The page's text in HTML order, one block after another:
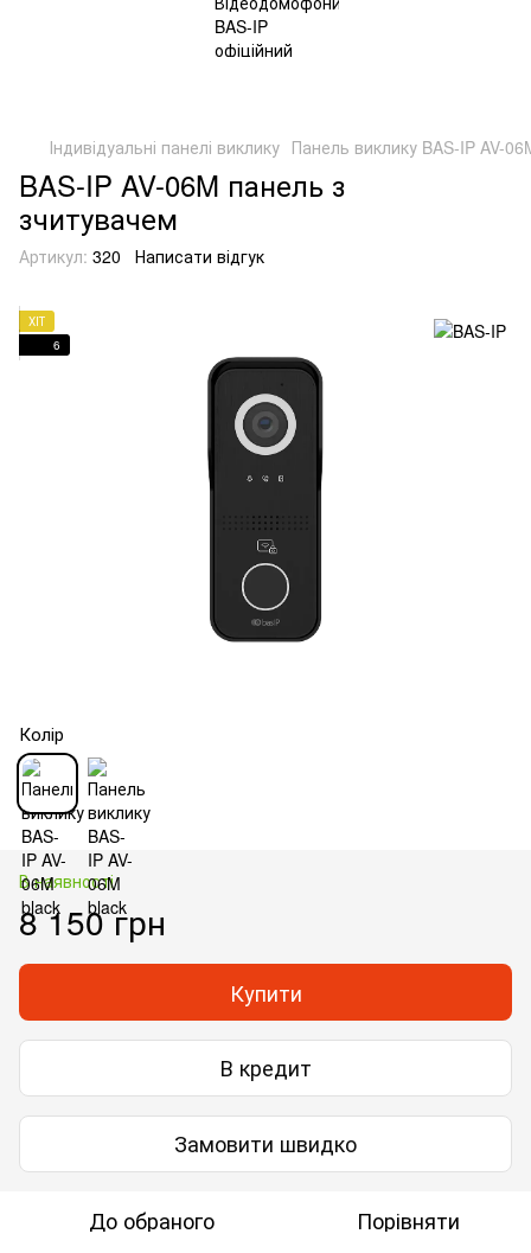
Індивідуальні панелі виклику Панель виклику BAS-IP AV-
BAS-IP AV-06M панель з
зчитувачем
Артикул: 320 Написати відгук
ХІТ
6
Колір
В наявності
8 150 грн
Купити
В кредит
Замовити швидко
До обраного Порівняти